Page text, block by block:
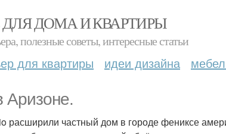
ДЛЯ ДОМА И КВАРТИРЫ
полезные советы, интересные статьи
для квартиры идеи дизайна
Аризоне.
расширили частный дом в городе фениксе